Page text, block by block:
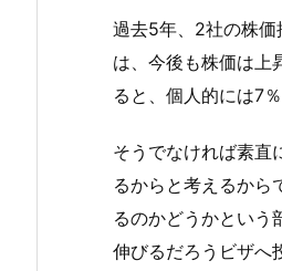
過去5年、2社の株価
は、今後も株価は上
ると、個人的には7
そうでなければ素直
るからと考えるから
るのかどうかという
伸びるだろうビザへ